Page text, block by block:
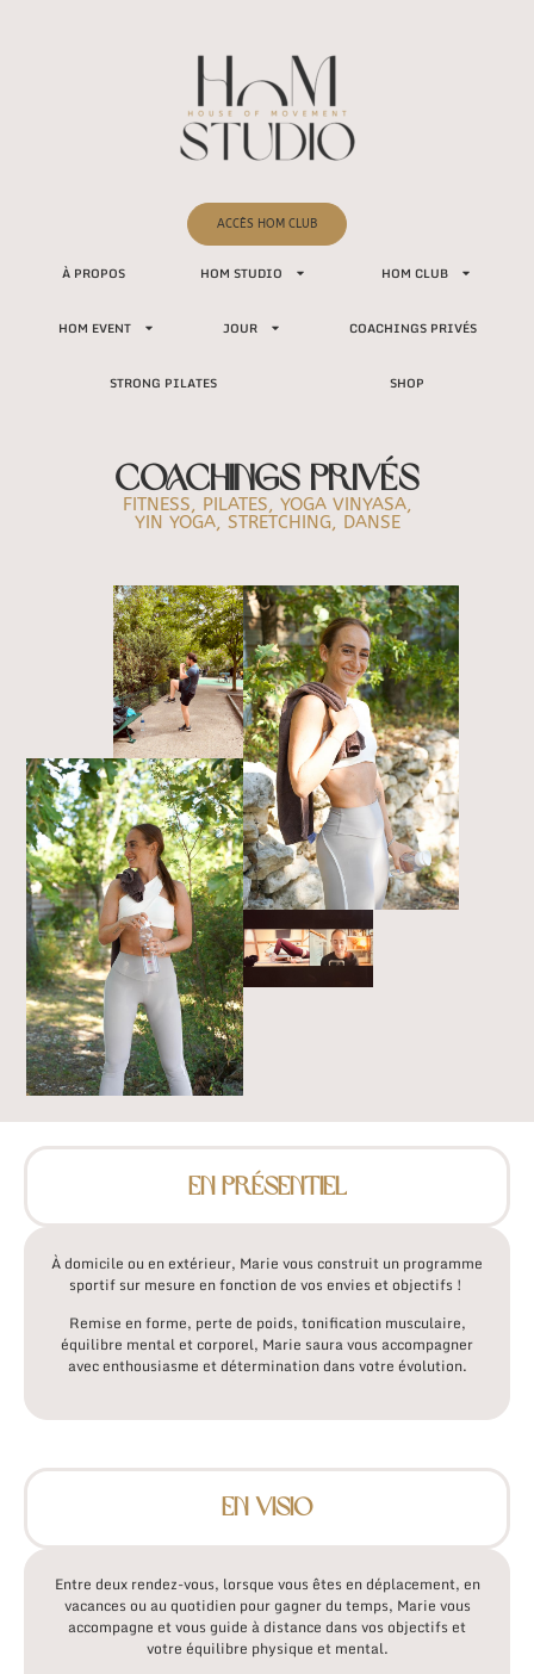
ACCÈS HOM CLUB
À PROPOS HOM STUDIO HOM CLUB
HOM EVENT JOUR COACHINGS PRIVÉS
STRONG PILATES SHOP
COACHINGS PRIVÉS
FITNESS, PILATES, YOGA VINYASA,
YIN YOGA, STRETCHING, DANSE
EN PRÉSENTIEL
À domicile ou en extérieur, Marie vous construit un programme
sportif sur mesure en fonction de vos envies et objectifs !
Remise en forme, perte de poids, tonification musculaire,
équilibre mental et corporel, Marie saura vous accompagner
avec enthousiasme et détermination dans votre évolution.
EN VISIO
Entre deux rendez-vous, lorsque vous êtes en déplacement, en
vacances ou au quotidien pour gagner du temps, Marie vous
accompagne et vous guide à distance dans vos objectifs et
votre équilibre physique et mental.